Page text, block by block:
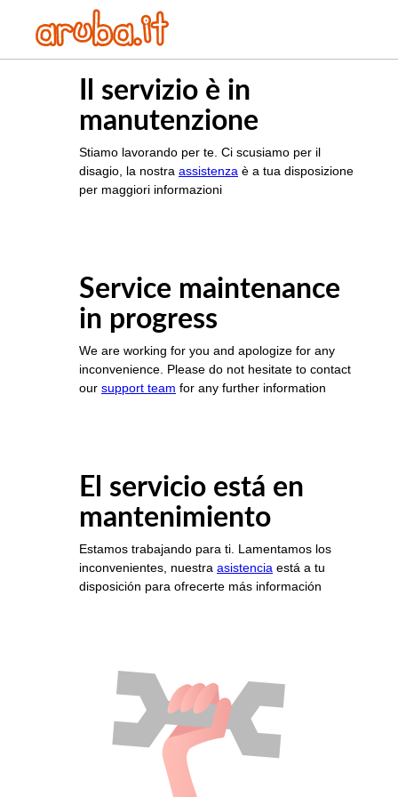
Il servizio è in
manutenzione
Stiamo lavorando per te. Ci scusiamo per il
disagio, la nostra assistenza è a tua disposizione
per maggiori informazioni
Service maintenance
in progress
We are working for you and apologize for any
inconvenience. Please do not hesitate to contact
our support team for any further information
El servicio está en
mantenimiento
Estamos trabajando para ti. Lamentamos los
inconvenientes, nuestra asistencia está a tu
disposición para ofrecerte más información